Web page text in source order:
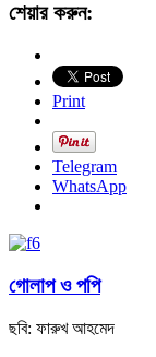
শেয়ার করুন:
Print
Telegram
WhatsApp
গোলাপ ও পপি
ছবি: ফারুখ আহমেদ